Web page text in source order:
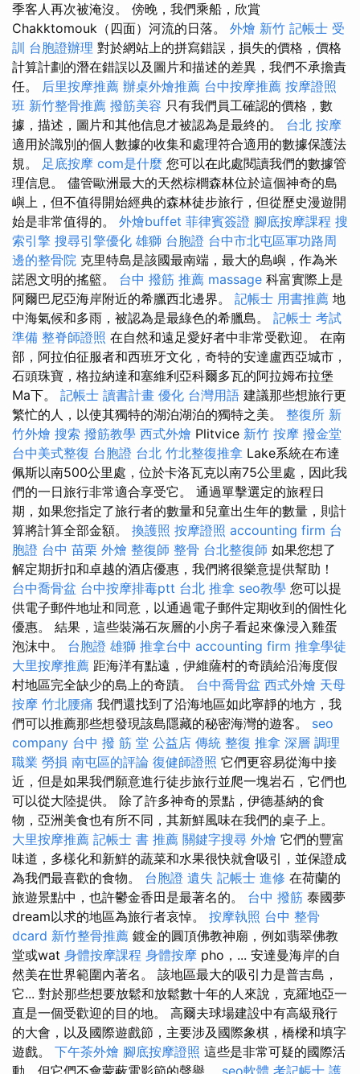
季客人再次被淹沒。 傍晚，我們乘船，欣賞
Chakktomouk（四面）河流的日落。 外燴 新竹 記帳士 受
訓 台胞證辦理 對於網站上的拼寫錯誤，損失的價格，價格
計算計劃的潛在錯誤以及圖片和描述的差異，我們不承擔責
任。 后里按摩推薦 辦桌外燴推薦 台中按摩推薦 按摩證照
班 新竹整骨推薦 撥筋美容 只有我們員工確認的價格，數
據，描述，圖片和其他信息才被認為是最終的。 台北 按摩
適用於識別的個人數據的收集和處理符合適用的數據保護法
規。 足底按摩 com是什麼 您可以在此處閱讀我們的數據管
理信息。 儘管歐洲最大的天然棕櫚森林位於這個神奇的島
嶼上，但不值得開始經典的森林徒步旅行，但從歷史漫遊開
始是非常值得的。 外燴buffet 菲律賓簽證 腳底按摩課程 搜
索引擎 搜尋引擎優化 雄獅 台胞證 台中市北屯區軍功路周
邊的整骨院 克里特島是該國最南端，最大的島嶼，作為米
諾恩文明的搖籃。 台中 撥筋 推薦 massage 科富實際上是
阿爾巴尼亞海岸附近的希臘西北邊界。 記帳士 用書推薦 地
中海氣候和多雨，被認為是最綠色的希臘島。 記帳士 考試
準備 整脊師證照 在自然和遠足愛好者中非常受歡迎。 在南
部，阿拉伯征服者和西班牙文化，奇特的安達盧西亞城市，
石頭珠寶，格拉納達和塞維利亞科爾多瓦的阿拉姆布拉堡
Ma下。 記帳士 讀書計畫 優化 台灣用語 建議那些想旅行更
繁忙的人，以使其獨特的湖泊湖泊的獨特之美。 整復所 新
竹外燴 搜索 撥筋教學 西式外燴 Plitvice 新竹 按摩 撥金堂
台中美式整復 台胞證 台北 竹北整復推拿 Lake系統在布達
佩斯以南500公里處，位於卡洛瓦克以南75公里處，因此我
們的一日旅行非常適合享受它。 通過單擊選定的旅程日
期，如果您指定了旅行者的數量和兒童出生年的數量，則計
算將計算全部金額。 換護照 按摩證照 accounting firm 台
胞證 台中 苗栗 外燴 整復師 整骨 台北整復師 如果您想了
解定期折扣和卓越的酒店優惠，我們將很樂意提供幫助！
台中喬骨盆 台中按摩排毒ptt 台北 推拿 seo教學 您可以提
供電子郵件地址和同意，以通過電子郵件定期收到的個性化
優惠。 結果，這些裝滿石灰層的小房子看起來像浸入雞蛋
泡沫中。 台胞證 雄獅 推拿台中 accounting firm 推拿學徒
大里按摩推薦 距海洋有點遠，伊維薩村的奇蹟給沿海度假
村地區完全缺少的島上的奇蹟。 台中喬骨盆 西式外燴 天母
按摩 竹北腰痛 我們還找到了沿海地區如此寧靜的地方，我
們可以推薦那些想發現該島隱藏的秘密海灣的遊客。 seo
company 台中 撥 筋 堂 公益店 傳統 整復 推拿 深層 調理
職業 勞損 南屯區的評論 復健師證照 它們更容易從海中接
近，但是如果我們願意進行徒步旅行並爬一塊岩石，它們也
可以從大陸提供。 除了許多神奇的景點，伊德基納的食
物，亞洲美食也有所不同，其新鮮風味在我們的桌子上。
大里按摩推薦 記帳士 書 推薦 關鍵字搜尋 外燴 它們的豐富
味道，多樣化和新鮮的蔬菜和水果很快就會吸引，並保證成
為我們最喜​​歡的食物。 台胞證 遺失 記帳士 進修 在荷蘭的
旅遊景點中，也許鬱金香田是最著名的。 台中 撥筋 泰國夢
dream以求的地區為旅行者哀悼。 按摩執照 台中 整骨
dcard 新竹整骨推薦 鍍金的圓頂佛教神廟，例如翡翠佛教
堂或wat 身體按摩課程 身體按摩 pho，... 安達曼海岸的自
然美在世界範圍內著名。 該地區最大的吸引力是普吉島，
它... 對於那些想要放鬆和放鬆數十年的人來說，克羅地亞一
直是一個受歡迎的目的地。 高爾夫球場建設中有高級飛行
的大會，以及國際遊戲節，主要涉及國際象棋，橋樑和填字
遊戲。 下午茶外燴 腳底按摩證照 這些是非常可疑的國際活
動，但它們不會蒙蔽電影節的聲譽。 seo軟體 考記帳士 護